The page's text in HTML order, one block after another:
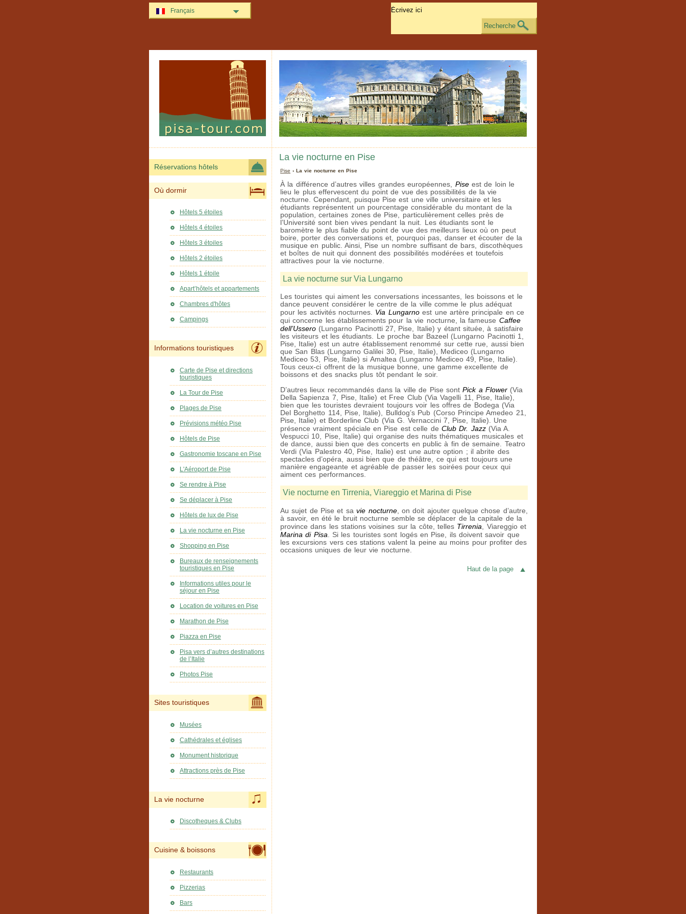
La vie nocturne en Pise
Pise › La vie nocturne en Pise
À la différence d’autres villes grandes européennes, Piseest de loin le
lieu le plus effervescent du point de vue des possibilités de la vie
nocturne. Cependant, puisque Pise est une ville universitaire et les
étudiants représentent un pourcentage considérable du montant de la
population, certaines zones de Pise, particulièrement celles près de
l’Université sont bien vives pendant la nuit. Les étudiants sont le
baromètre le plus fiable du point de vue des meilleurs lieux où on peut
boire, porter des conversations et, pourquoi pas, danser et écouter de la
musique en public. Ainsi, Pise un nombre suffisant de bars, discothèques
et boîtes de nuit qui donnent des possibilités modérées et toutefois
attractives pour la vie nocturne.
La vie nocturne sur Via Lungarno
Les touristes qui aiment les conversations incessantes, les boissons et le
dance peuvent considérer le centre de la ville comme le plus adéquat
pour les activités nocturnes. Via Lungarnoest une artère principale en ce
qui concerne les établissements pour la vie nocturne, la fameuse Caffee
dell’Ussero (Lungarno Pacinotti 27, Pise, Italie) y étant située, à satisfaire
les visiteurs et les étudiants. Le proche bar Bazeel (Lungarno Pacinotti 1,
Pise, Italie) est un autre établissement renommé sur cette rue, aussi bien
que San Blas (Lungarno Galilei 30, Pise, Italie), Mediceo (Lungarno
Mediceo 53, Pise, Italie) si Amaltea (Lungarno Mediceo 49, Pise, Italie).
Tous ceux-ci offrent de la musique bonne, une gamme excellente de
boissons et des snacks plus tôt pendant le soir.
D’autres lieux recommandés dans la ville de Pise sontPick a Flower (Via
Della Sapienza 7, Pise, Italie) et Free Club (Via Vagelli 11, Pise, Italie),
bien que les touristes devraient toujours voir les offres de Bodega (Via
Del Borghetto 114, Pise, Italie), Bulldog’s Pub (Corso Principe Amedeo 21,
Pise, Italie) et Borderline Club (Via G. Vernaccini 7, Pise, Italie). Une
présence vraiment spéciale en Pise est celle de Club Dr. Jazz(Via A.
Vespucci 10, Pise, Italie) qui organise des nuits thématiques musicales et
de dance, aussi bien que des concerts en public à fin de semaine. Teatro
Verdi (Via Palestro 40, Pise, Italie) est une autre option ; il abrite des
spectacles d’opéra, aussi bien que de théâtre, ce qui est toujours une
manière engageante et agréable de passer les soirées pour ceux qui
aiment ces performances.
Vie nocturne en Tirrenia, Viareggio et Marina di Pise
Au sujet de Pise et savie nocturne, on doit ajouter quelque chose d’autre,
à savoir, en été le bruit nocturne semble se déplacer de la capitale de la
province dans les stations voisines sur la côte, telles Tirrenia, Viareggio et
Marina di Pisa. Si les touristes sont logés en Pise, ils doivent savoir que
les excursions vers ces stations valent la peine au moins pour profiter des
occasions uniques de leur vie nocturne.
Haut de la page
Réservations hôtels
Où dormir
Hôtels 5 étoiles
Hôtels 4 étoiles
Hôtels 3 étoiles
Hôtels 2 étoiles
Hôtels 1 étoile
Apart’hôtels et appartements
Chambres d'hôtes
Campings
Informations touristiques
Carte de Pise et directions
touristiques
La Tour de Pise
Plages de Pise
Prévisions météo Pise
Hôtels de Pise
Gastronomie toscane en Pise
L'Aéroport de Pise
Se rendre à Pise
Se déplacer à Pise
Hôtels de lux de Pise
La vie nocturne en Pise
Shopping en Pise
Bureaux de renseignements
touristiques en Pise
Informations utiles pour le
séjour en Pise
Location de voitures en Pise
Marathon de Pise
Piazza en Pise
Pisa vers d’autres destinations
de l’Italie
Photos Pise
Sites touristiques
Musées
Cathédrales et églises
Monument historique
Attractions près de Pise
La vie nocturne
Discotheques & Clubs
Cuisine & boissons
Restaurants
Pizzerias
Bars
Français
Recherche